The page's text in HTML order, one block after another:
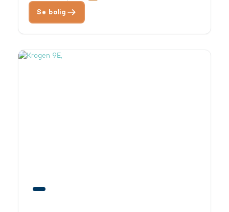
Se bolig